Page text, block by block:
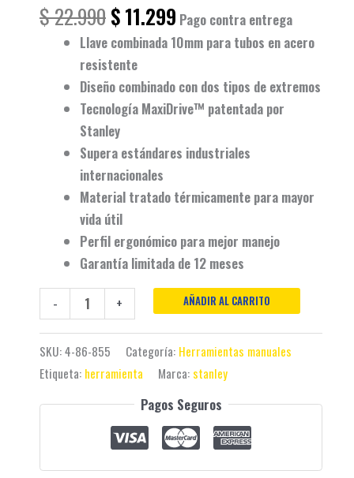
$22.990$11.299 Pago contra entrega
Llave combinada 10mm para tubos en acero
resistente
Diseño combinado con dos tipos de extremos
Tecnología MaxiDrive™ patentada por
Stanley
Supera estándares industriales
internacionales
Material tratado térmicamente para mayor
vida útil
Perfil ergonómico para mejor manejo
Garantía limitada de 12 meses
- + AÑADIR AL CARRITO
SKU:4-86-855 Categoría: Herramientas manuales
Etiqueta: herramienta Marca: stanley
Pagos Seguros